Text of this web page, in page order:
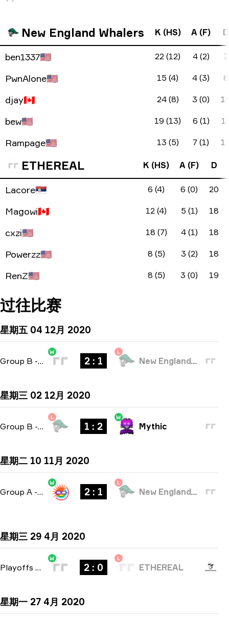
New England Whalers K (HS) A (F) D
ben1337🇺🇸 22 (12) 4 (2) 7
PwnAlone🇺🇸 15 (4) 4 (3) 8
djay🇨🇦 24 (8) 3 (0)
bew🇺🇸 19 (13) 6 (1)
Rampage🇺🇸 13 (5) 7 (1)
ETHEREAL K (HS) A (F) D
Lacore🇷🇸 6 (4) 6 (0) 20
Magowi🇨🇦 12 (4) 5 (1) 18
cxzi🇺🇸 18 (7) 4 (1) 18
Powerzz🇺🇸 8 (5) 3 (2) 18
RenZ🇺🇸 8 (5) 3 (0) 19
过往比赛
星期五 04 12月 2020
Group B - bo3
W
2 : 1
L
New England Whalers
星期三 02 12月 2020
Group B - bo3
L
1 : 2
W
Mythic
星期二 10 11月 2020
Group A - bo3
W
2 : 1
L
New England Whalers
星期三 29 4月 2020
Playoffs bo3
W
2 : 0
L
ETHEREAL
星期一 27 4月 2020